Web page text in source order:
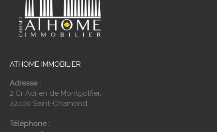
ATHOME IMMOBILIER
Adresse :
2 Cr Adrien de Montgolfier,
42400 Saint-Chamond
Téléphone :